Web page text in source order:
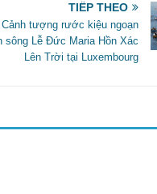
TIẾP THEO
Cảnh tượng rước kiệu ngoạn
sông Lễ Ðức Maria Hồn Xác
Lên Trời tại Luxembourg